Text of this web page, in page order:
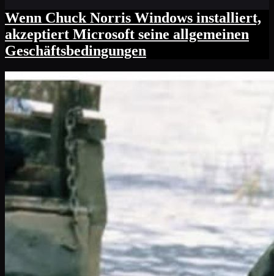
Wenn Chuck Norris Windows installiert,
akzeptiert Microsoft seine allgemeinen
Geschäftsbedingungen